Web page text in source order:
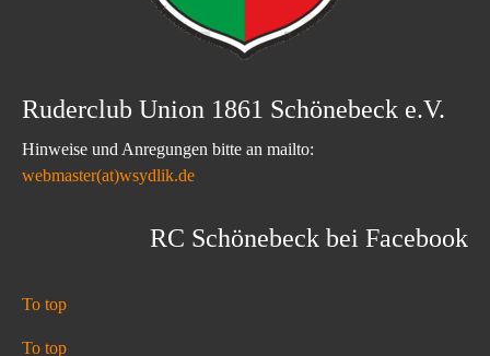
Ruderclub Union 1861 Schönebeck e.V.
Hinweise und Anregungen bitte an mailto:
webmaster(at)wsydlik.de
RC Schönebeck bei Facebook
To top
To top